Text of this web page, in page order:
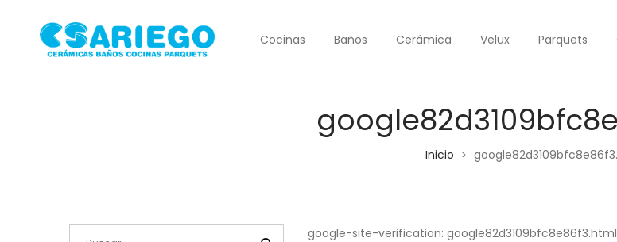
Cocinas Baños Cerámica Velux Parquets
Inicio >
google-site-verification: google82d3109bfc8e86f3.html